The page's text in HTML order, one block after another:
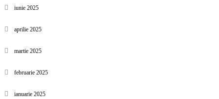
iunie 2025
aprilie 2025
martie 2025
februarie 2025
ianuarie 2025